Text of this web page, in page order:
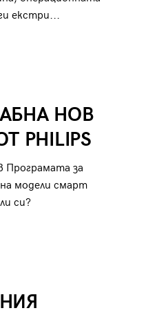
екстри...
НОВ
PHILIPS
Програмата за
модели смарт
си?